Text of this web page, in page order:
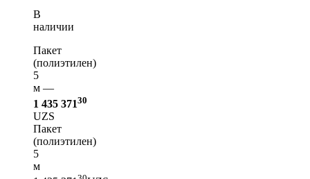
В
наличии
Пакет
(полиэтилен)
5
м —
1 435 37130
UZS
Пакет
(полиэтилен)
5
м